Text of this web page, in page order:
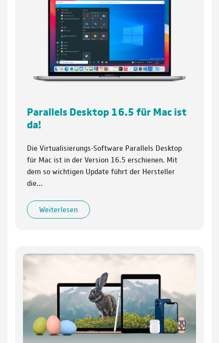
Parallels Desktop 16.5 für Mac ist
da!
Die Virtualisierungs-Software Parallels Desktop
für Mac ist in der Version 16.5 erschienen. Mit
dem so wichtigen Update führt der Hersteller
die…
Weiterlesen